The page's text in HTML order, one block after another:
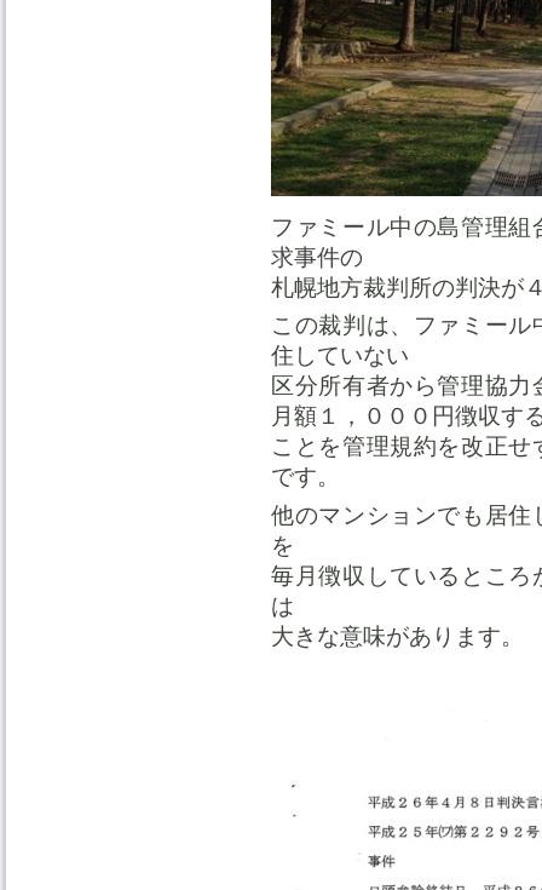
ファミール中の島管理
求事件の
札幌地方裁判所の判決が
この裁判は、ファミー
住していない
区分所有者から管理協
月額１，０００円徴収す
ことを管理規約を改正
です。
他のマンションでも居
を
毎月徴収しているとこ
は
大きな意味があります。